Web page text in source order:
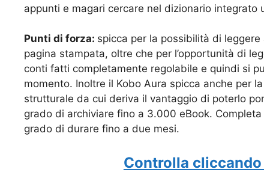
appunti e magari cercare nel dizionario
Punti di forza: spicca per la possibilità di
pagina stampata, oltre che per l’opportunità di
conti fatti completamente regolabile e quindi si
momento. Inoltre il Kobo Aura spicca anche per
strutturale da cui deriva il vantaggio di poterlo
grado di archiviare fino a 3.000 eBook.
grado di durare fino a due mesi.
Controlla